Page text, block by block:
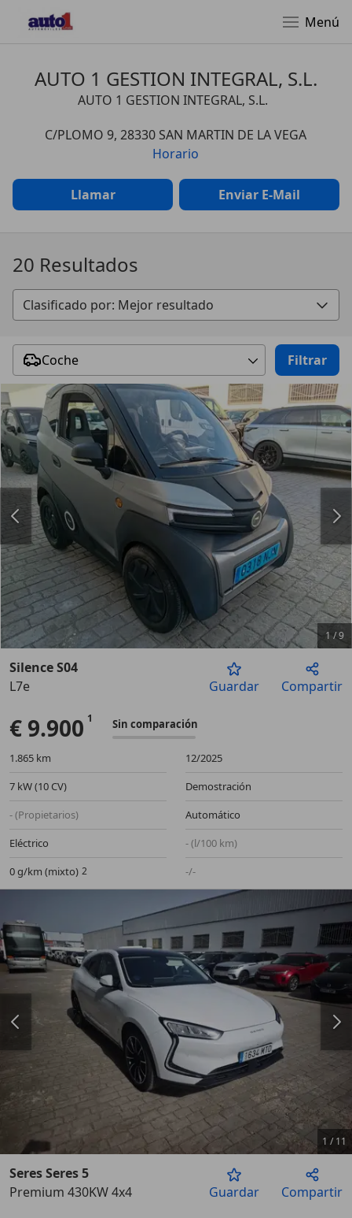
Menú
AUTO 1 GESTION INTEGRAL, S.L.
AUTO 1 GESTION INTEGRAL, S.L.
C/PLOMO 9, 28330 SAN MARTIN DE LA VEGA
Horario
Llamar Enviar E-Mail
20 Resultados
Coche Filtrar
Anterior
1 /9
Silence S04
L7e
Guardar Compartir
€ 9.900 Sin comparación
1.865 km
12/2025
7 kW (10 CV)
Demostración
- (Propietarios)
Automático
Eléctrico
- (l/100 km)
0 g/km (mixto)
-/-
Anterior
1 /11
Seres Seres 5
Premium 430KW 4x4
Guardar Compartir